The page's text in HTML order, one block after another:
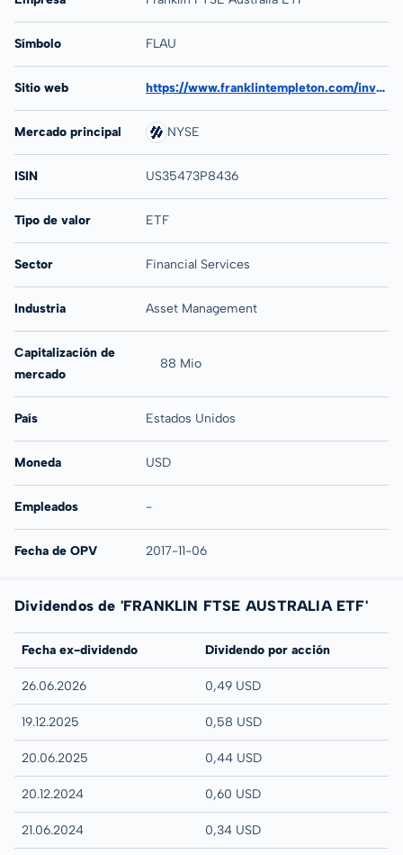
Símbolo FLAU
Sitio web https://www.franklintempleton.com/investments/options/exchange-traded-funds/products/32483/MA/franklin-ftse-australia-etf
Mercado principal NYSE
ISIN US35473P8436
Tipo de valor ETF
Sector Financial Services
Industria Asset Management
Capitalización de
mercado
88 Mio
País Estados Unidos
Moneda USD
Empleados -
Fecha de OPV 2017-11-06
Dividendos de 'FRANKLIN FTSE AUSTRALIA ETF'
Fecha ex-dividendo Dividendo por acción
26.06.2026 0,49 USD
19.12.2025 0,58 USD
20.06.2025 0,44 USD
20.12.2024 0,60 USD
21.06.2024 0,34 USD